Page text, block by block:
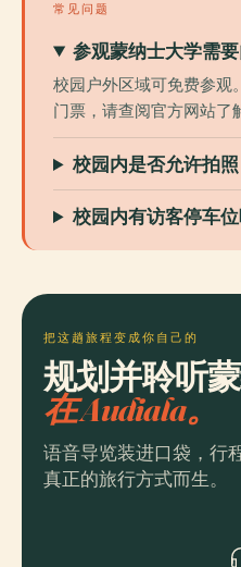
常见问题
参观蒙纳士大学需
校园户外区域可免费参观
门票，请查阅官方网站了
校园内是否允许拍照
校园内有访客停车位
把这趟旅程变成你自己的
规划并聆听
在 Audiala。
语音导览装进口袋，行
真正的旅行方式而生。